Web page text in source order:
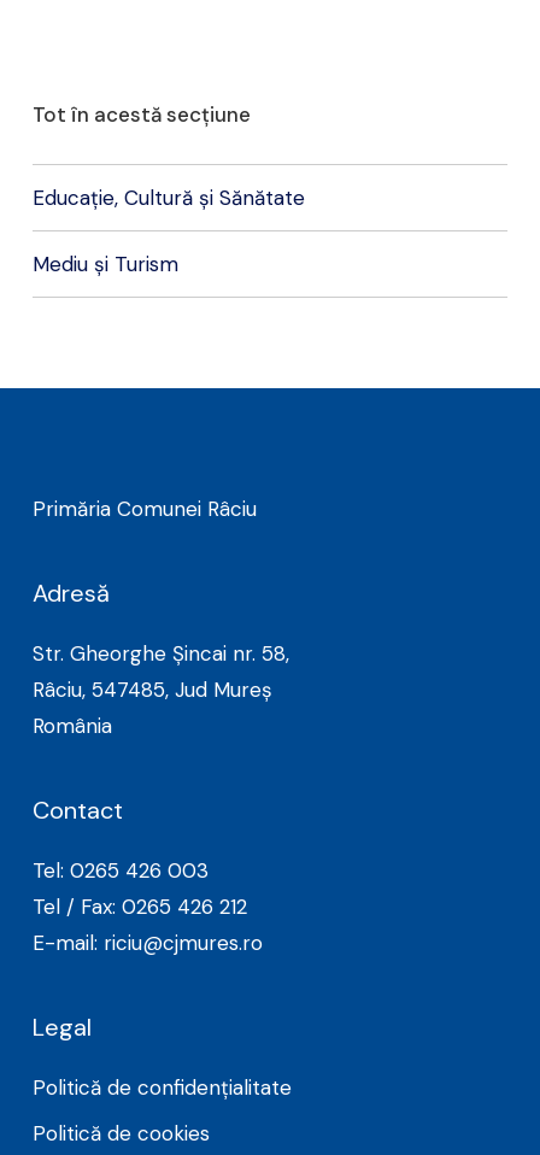
Tot în acestă secțiune
Educație, Cultură și Sănătate
Mediu și Turism
Primăria Comunei Râciu
Adresă
Str. Gheorghe Șincai nr. 58,
Râciu, 547485, Jud Mureș
România
Contact
Tel: 0265 426 003
Tel / Fax: 0265 426 212
E-mail: riciu@cjmures.ro
Legal
Politică de confidențialitate
Politică de cookies